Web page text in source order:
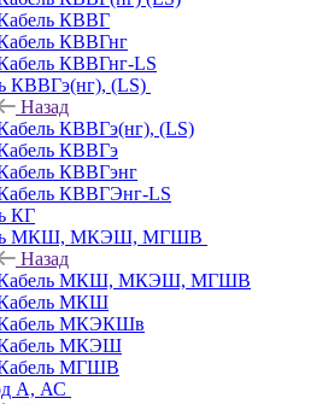
КВВГ
КВВГнг
КВВГнг-LS
КВВГэ(нг), (LS)
Назад
КВВГэ(нг), (LS)
КВВГэ
КВВГэнг
КВВГЭнг-LS
КГ
МКШ, МКЭШ, МГШВ
Назад
МКШ, МКЭШ, МГШВ
МКШ
МКЭКШв
МКЭШ
МГШВ
А, АС